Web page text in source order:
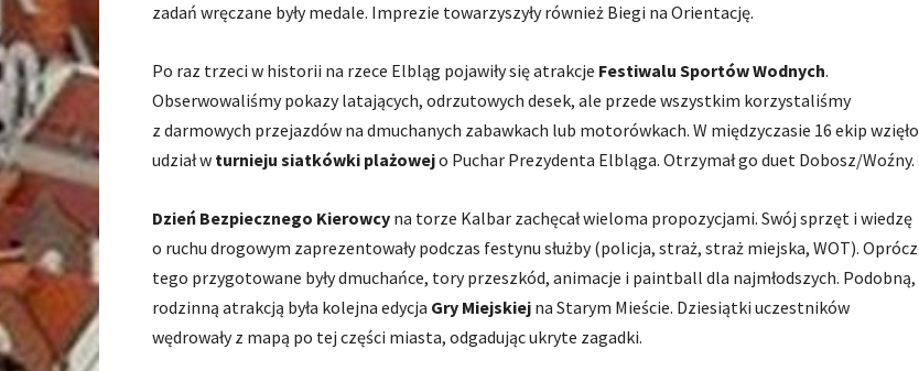
zadań wręczane były medale. Imprezie towarzyszyły również Biegi na Orientację.
Po raz trzeci w historii na rzece Elbląg pojawiły się atrakcje Festiwalu Sportów Wodnych.
Obserwowaliśmy pokazy latających, odrzutowych desek, ale przede wszystkim korzystaliśmy
z darmowych przejazdów na dmuchanych zabawkach lub motorówkach. W międzyczasie 16 ekip wzięło
udział w turnieju siatkówki plażowejo Puchar Prezydenta Elbląga. Otrzymał go duet Dobosz/Woźny.
Dzień Bezpiecznego Kierowcy na torze Kalbar zachęcał wieloma propozycjami. Swój sprzęt i wiedzę
o ruchu drogowym zaprezentowały podczas festynu służby (policja, straż, straż miejska, WOT). Oprócz
tego przygotowane były dmuchańce, tory przeszkód, animacje i paintball dla najmłodszych. Podobną,
rodzinną atrakcją była kolejna edycja Gry Miejskiej na Starym Mieście. Dziesiątki uczestników
wędrowały z mapą po tej części miasta, odgadując ukryte zagadki.